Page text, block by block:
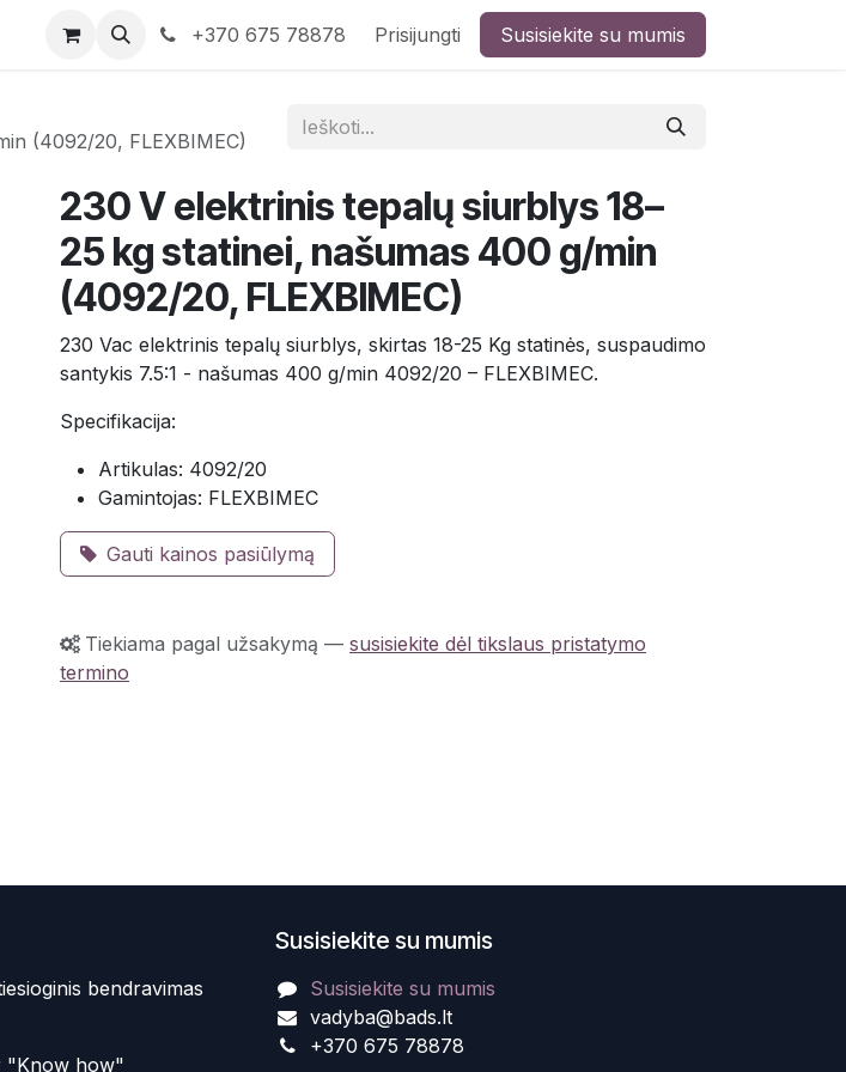
+370 675 78878 Prisijungti Susisiekite su mumis
(4092/20, FLEXBIMEC)
230 V elektrinis tepalų siurblys 18–
25 kg statinei, našumas 400 g/min
(4092/20, FLEXBIMEC)
230 Vac elektrinis tepalų siurblys, skirtas 18-25 Kg statinės, suspaudimo
santykis 7.5:1 - našumas 400 g/min 4092/20 – FLEXBIMEC.
Specifikacija:
Artikulas: 4092/20
Gamintojas: FLEXBIMEC
Gauti kainos pasiūlymą
Tiekiama pagal užsakymą — susisiekite dėl tikslaus pristatymo
termino
Susisiekite su mumis
Susisiekite su mumis
vadyba@bads.lt
+370 675 78878
bendravimas
"Know how"